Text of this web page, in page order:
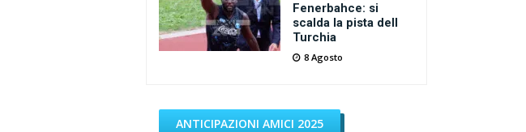
Fenerbahce: si
scalda la pista dell
Turchia
8 Agosto
ANTICIPAZIONI AMICI 2025